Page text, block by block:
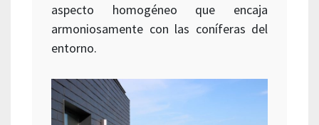
aspecto homogéneo que encaja
armoniosamente con las coníferas del
entorno.